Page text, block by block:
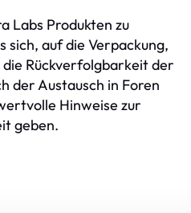
Labs Produkten zu
auf die Verpackung,
Rückverfolgbarkeit der
der Austausch in Foren
Hinweise zur
geben.